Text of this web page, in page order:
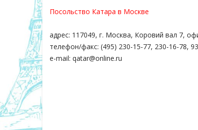
Посольство Катара в Москве
адрес: 117049, г. Москва, Коровий вал 7,
телефон/факс: (495) 230-15-77, 230-16-78,
e-mail: qatar@online.ru